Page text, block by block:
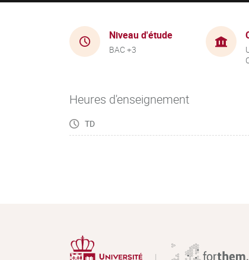
Niveau d'étude
BAC +3
Heures d'enseignement
TD